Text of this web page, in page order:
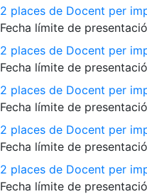
2 places de Docent per
Fecha límite de
2 places de Docent per
Fecha límite de
2 places de Docent per
Fecha límite de
2 places de Docent per
Fecha límite de
2 places de Docent per
Fecha límite de